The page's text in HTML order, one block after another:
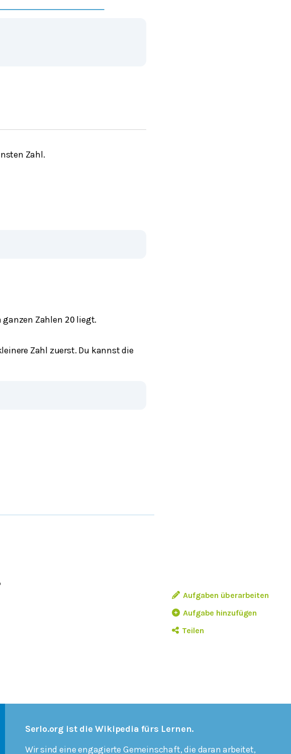
Zahl.
ganzen Zahlen 20 liegt.
Zahl zuerst. Du kannst die
Aufgaben überarbeiten
Aufgabe hinzufügen
Teilen
Serlo.org ist die Wikipedia fürs Lernen.
Wir sind eine engagierte Gemeinschaft, die daran arbeitet,